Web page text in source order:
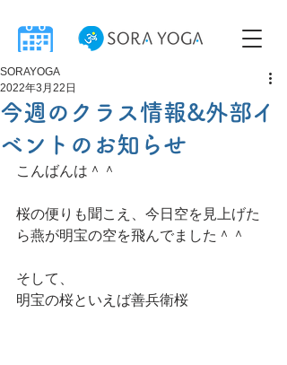
今週のクラス情報&外部イ
ベントのお知らせ
SORAYOGA
2022年3月22日
こんばんは＾＾
桜の便りも聞こえ、今日空を見上げた
ら燕が明宝の空を飛んでました＾＾
そして、
明宝の桜といえば善兵衛桜